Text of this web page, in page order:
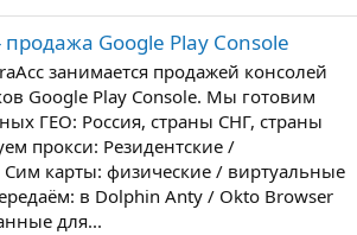
продажа Google Play Console
занимается продажей консолей
Google Play Console. Мы готовим
ГЕО: Россия, страны СНГ, страны
прокси: Резидентские /
карты: физические / виртуальные
в Dolphin Anty / Okto Browser
для...